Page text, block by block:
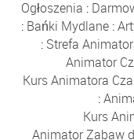
Ogłoszenia :
: Bańki Mydlane :
: Strefa
Animator
Kurs Animatora
:
Kurs
Animator Zabaw